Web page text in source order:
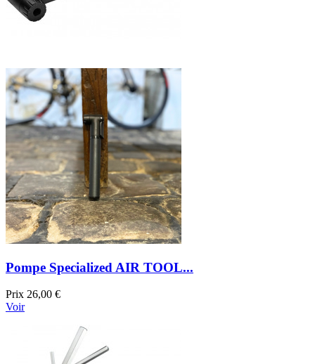
Pompe Specialized AIR TOOL...
Prix 26,00 €
Voir